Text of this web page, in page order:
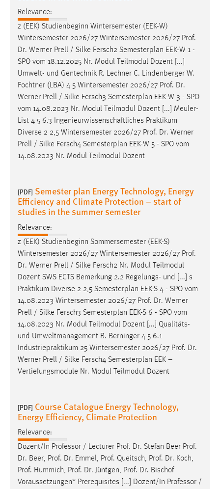
Relevance:
z (EEK) Studienbeginn Wintersemester (EEK-W)
Wintersemester 2026/27 Wintersemester 2026/27 Prof.
Dr. Werner Prell / Silke Fersch2 Semesterplan EEK-W 1 -
SPO vom 18.12.2025 Nr. Modul Teilmodul Dozent [...]
Umwelt- und Gentechnik R. Lechner C. Lindenberger W.
Fochtner (LBA) 4 5 Wintersemester 2026/27 Prof. Dr.
Werner Prell / Silke Fersch3 Semesterplan EEK-W 3 - SPO
vom 14.08.2023 Nr. Modul Teilmodul Dozent [...] Meuler-
List 4 5 6.3 Ingenieurwissenschaftliches Praktikum
Diverse 2 2,5 Wintersemester 2026/27 Prof. Dr. Werner
Prell / Silke Fersch4 Semesterplan EEK-W 5 - SPO vom
14.08.2023 Nr. Modul Teilmodul Dozent
[PDF] Semester plan Energy Technology, Energy
Efficiency and Climate Protection – start of
studies in the summer semester
Relevance:
z (EEK) Studienbeginn Sommersemester (EEK-S)
Wintersemester 2026/27 Wintersemester 2026/27 Prof.
Dr. Werner Prell / Silke Fersch2 Nr. Modul Teilmodul
Dozent SWS ECTS Bemerkung 2.2 Regelungs- und [...] s
Praktikum Diverse 2 2,5 Semesterplan EEK-S 4 - SPO vom
14.08.2023 Wintersemester 2026/27 Prof. Dr. Werner
Prell / Silke Fersch3 Semesterplan EEK-S 6 - SPO vom
14.08.2023 Nr. Modul Teilmodul Dozent [...] Qualitäts-
und Umweltmanagement B. Berninger 4 5 6.1
Industriepraktikum 25 Wintersemester 2026/27 Prof. Dr.
Werner Prell / Silke Fersch4 Semesterplan EEK –
Vertiefungsmodule Nr. Modul Teilmodul Dozent
[PDF] Course Catalogue Energy Technology,
Energy Efficiency, Climate Protection
Relevance:
Dozent/In Professor / Lecturer Prof. Dr. Stefan Beer Prof.
Dr. Beer, Prof. Dr. Emmel, Prof. Queitsch, Prof. Dr. Koch,
Prof. Hummich, Prof. Dr. Jüntgen, Prof. Dr. Bischof
Voraussetzungen* Prerequisites [...] Dozent/In Professor /